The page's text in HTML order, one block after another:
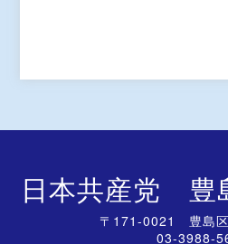
日本共産党 豊
〒171-0021 豊島
03-3988-